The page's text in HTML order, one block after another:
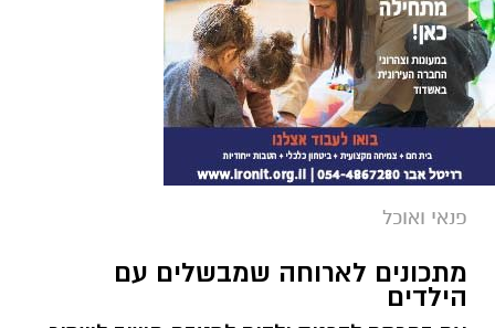
פנאי ואוכל
מתכונים לארוחה שמבשלים עם
הילדים